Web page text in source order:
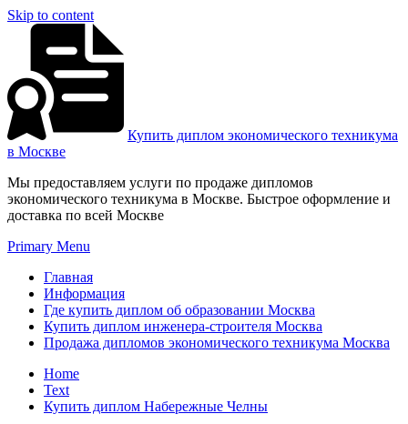
Skip to content
Купить диплом экономического техникума
в Москве
Мы предоставляем услуги по продаже дипломов
экономического техникума в Москве. Быстрое оформление и
доставка по всей Москве
Primary Menu
Главная
Информация
Где купить диплом об образовании Москва
Купить диплом инженера-строителя Москва
Продажа дипломов экономического техникума Москва
Home
Text
Купить диплом Набережные Челны